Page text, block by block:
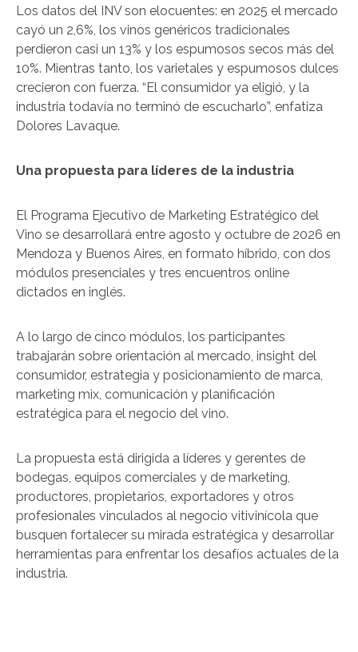
Los datos del INV son elocuentes: en 2025 el mercado
cayó un 2,6%, los vinos genéricos tradicionales
perdieron casi un 13% y los espumosos secos más del
10%. Mientras tanto, los varietales y espumosos dulces
crecieron con fuerza. “El consumidor ya eligió, y la
industria todavía no terminó de escucharlo”, enfatiza
Dolores Lavaque.
Una propuesta para líderes de la industria
El Programa Ejecutivo de Marketing Estratégico del
Vino se desarrollará entre agosto y octubre de 2026 en
Mendoza y Buenos Aires, en formato híbrido, con dos
módulos presenciales y tres encuentros online
dictados en inglés.
A lo largo de cinco módulos, los participantes
trabajarán sobre orientación al mercado, insight del
consumidor, estrategia y posicionamiento de marca,
marketing mix, comunicación y planificación
estratégica para el negocio del vino.
La propuesta está dirigida a líderes y gerentes de
bodegas, equipos comerciales y de marketing,
productores, propietarios, exportadores y otros
profesionales vinculados al negocio vitivinícola que
busquen fortalecer su mirada estratégica y desarrollar
herramientas para enfrentar los desafíos actuales de la
industria.